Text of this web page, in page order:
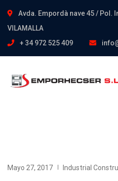
Avda. Empordà nave 45 / Pol.
VILAMALLA
+ 34 972 525 409
Mayo 27, 2017 Industrial